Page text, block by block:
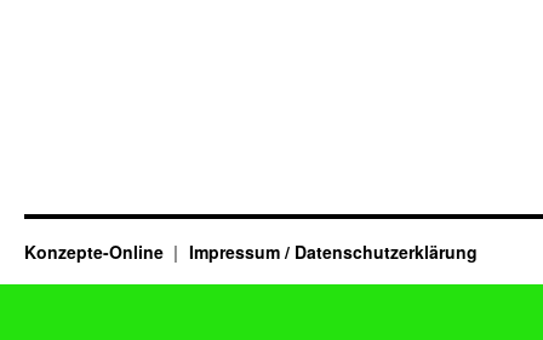
Konzepte-Online Impressum / Datenschutzerklärung